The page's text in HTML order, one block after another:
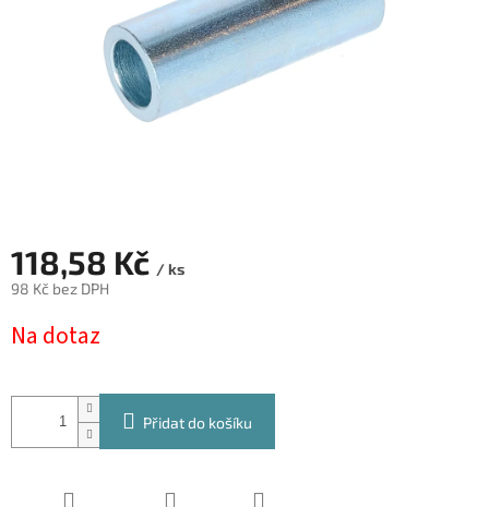
118,58 Kč / ks
98 Kč bez DPH
cena:
Na dotaz
Přidat do košíku